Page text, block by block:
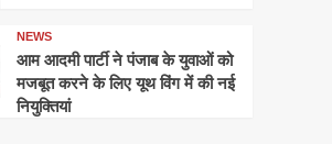
NEWS
आम आदमी पार्टी ने पंजाब के युवाओं को
मजबूत करने के लिए यूथ विंग में की नई
नियुक्तियां